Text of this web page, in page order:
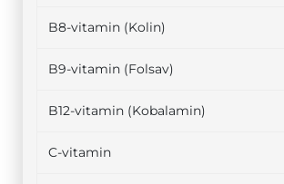
B8-vitamin (Kolin)
B9-vitamin (Folsav)
B12-vitamin (Kobalamin)
C-vitamin